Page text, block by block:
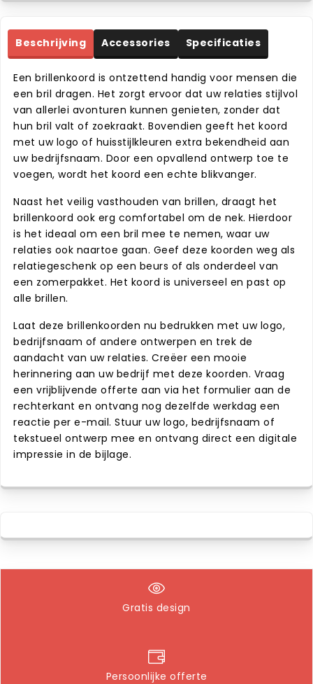
Beschrijving Accessories Specificaties
Een brillenkoord is ontzettend handig voor mensen die
een bril dragen. Het zorgt ervoor dat uw relaties stijlvol
van allerlei avonturen kunnen genieten, zonder dat
hun bril valt of zoekraakt. Bovendien geeft het koord
met uw logo of huisstijlkleuren extra bekendheid aan
uw bedrijfsnaam. Door een opvallend ontwerp toe te
voegen, wordt het koord een echte blikvanger.
Naast het veilig vasthouden van brillen, draagt het
brillenkoord ook erg comfortabel om de nek. Hierdoor
is het ideaal om een bril mee te nemen, waar uw
relaties ook naartoe gaan. Geef deze koorden weg als
relatiegeschenk op een beurs of als onderdeel van
een zomerpakket. Het koord is universeel en past op
alle brillen.
Laat deze brillenkoorden nu bedrukken met uw logo,
bedrijfsnaam of andere ontwerpen en trek de
aandacht van uw relaties. Creëer een mooie
herinnering aan uw bedrijf met deze koorden. Vraag
een vrijblijvende offerte aan via het formulier aan de
rechterkant en ontvang nog dezelfde werkdag een
reactie per e-mail. Stuur uw logo, bedrijfsnaam of
tekstueel ontwerp mee en ontvang direct een digitale
impressie in de bijlage.
Gratis design
Persoonlijke offerte